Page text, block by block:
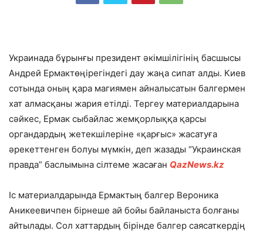
Украинада бұрынғы президент әкімшілігінің басшысы
Андрей Ермактөңірегіндегі дау жаңа сипат алды. Киев
сотында оның қара магиямен айналысатын балгермен
хат алмасқаны жария етілді. Тергеу материалдарына
сәйкес, Ермак сыбайлас жемқорлыққа қарсы
органдардың жетекшілеріне «қарғыс» жасатуға
әрекеттенген болуы мүмкін, деп жазады “Украинская
правда” баслымына сілтеме жасаған QazNews.kz
Іс материалдарында Ермактың балгер Вероника
Аникеевичпен бірнеше ай бойы байланыста болғаны
айтылады. Сол хаттардың бірінде балгер саясаткердің